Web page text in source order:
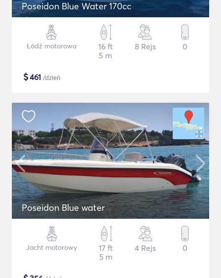
Poseidon Blue Water 170cc
Łódź motorowa
16 ft
5 m
8 Rejs 0
$461 /dzień
Poseidon Blue water
Jacht motorowy
17 ft
5 m
4 Rejs 0